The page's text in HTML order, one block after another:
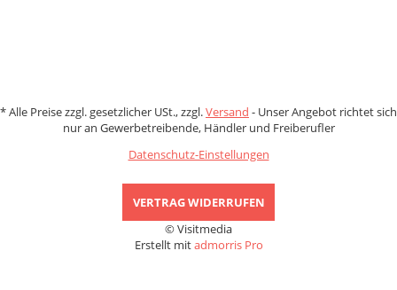
*Alle Preise zzgl. gesetzlicher USt., zzgl.Versand - Unser Angebot richtet sich
nur an Gewerbetreibende, Händler und Freiberufler
Datenschutz-Einstellungen
VERTRAG WIDERRUFEN
© Visitmedia
Erstellt mitadmorris Pro